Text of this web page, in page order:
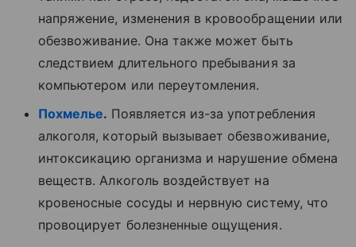
напряжение, изменения в кровообращении или
обезвоживание. Она также может быть
следствием длительного пребывания за
компьютером или переутомления.
Похмелье. Появляется из-за употребления
алкоголя, который вызывает обезвоживание,
интоксикацию организма и нарушение обмена
веществ. Алкоголь воздействует на
кровеносные сосуды и нервную систему, что
провоцирует болезненные ощущения.